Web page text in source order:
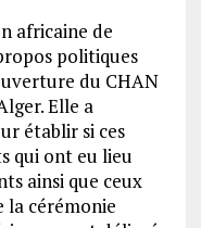
africaine de
politiques
du CHAN
Elle a
établir si ces
qui ont eu lieu
ainsi que ceux
la cérémonie